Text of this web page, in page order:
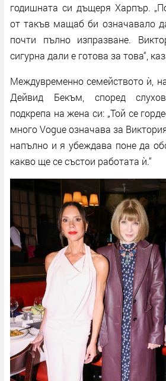
годишната си дъщеря Харпър.
от такъв мащаб би означавало
почти пълно изпразване.
сигурна дали е готова за това“,
Междувременно семейството ѝ,
Дейвид Бекъм, според
подкрепа на жена си: „Той се
много Vogue означава за
напълно и я убеждава поне да
какво ще се състои работата ѝ.“